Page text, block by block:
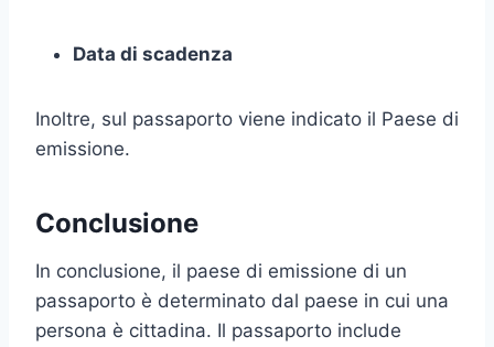
Data di scadenza
Inoltre, sul passaporto viene indicato il Paese di
emissione.
Conclusione
In conclusione, il paese di emissione di un
passaporto è determinato dal paese in cui una
persona è cittadina. Il passaporto include